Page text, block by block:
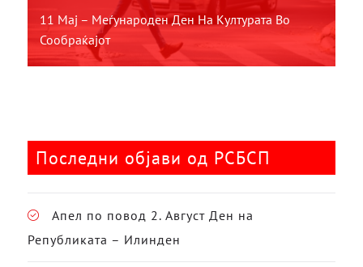
11 Мај – Меѓународен Ден На Културата Во
Сообраќајот
Последни објави од РСБСП
Апел по повод 2. Август Ден на
Републиката – Илинден